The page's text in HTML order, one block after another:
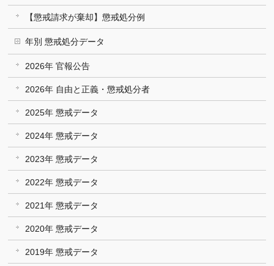
【懲戒請求が棄却】懲戒処分例
年別 懲戒処分データ
2026年 官報公告
2026年 自由と正義・懲戒処分者
2025年 懲戒データ
2024年 懲戒データ
2023年 懲戒データ
2022年 懲戒データ
2021年 懲戒データ
2020年 懲戒データ
2019年 懲戒データ